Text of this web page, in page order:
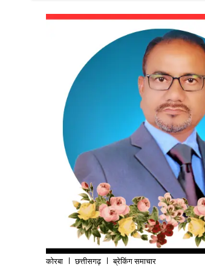
कोरबा छत्तीसगढ़ ब्रेकिंग समाचार